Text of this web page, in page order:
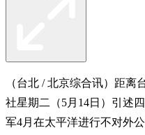
（台北 / 北京综合讯）距
社星期二（5月14日）引述
军4月在太平洋进行不对外